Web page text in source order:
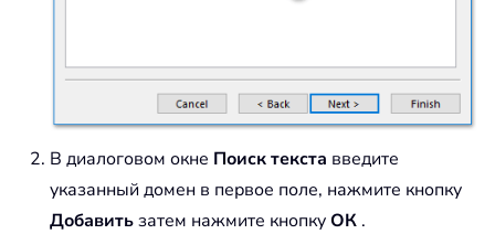
В диалоговом окне Поиск текста введите
указанный домен в первое поле, нажмите кнопку
Добавитьзатем нажмите кнопкуОК .